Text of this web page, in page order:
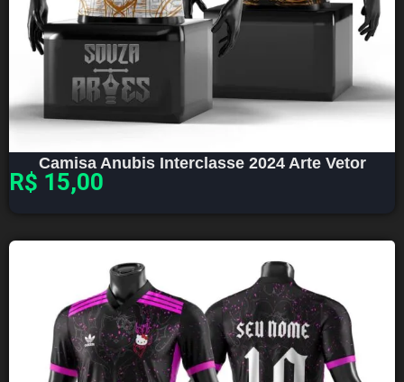
Camisa Anubis Interclasse 2024 Arte Vetor
R$ 15,00